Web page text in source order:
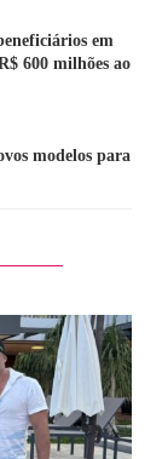
em
600 milhões ao
modelos para